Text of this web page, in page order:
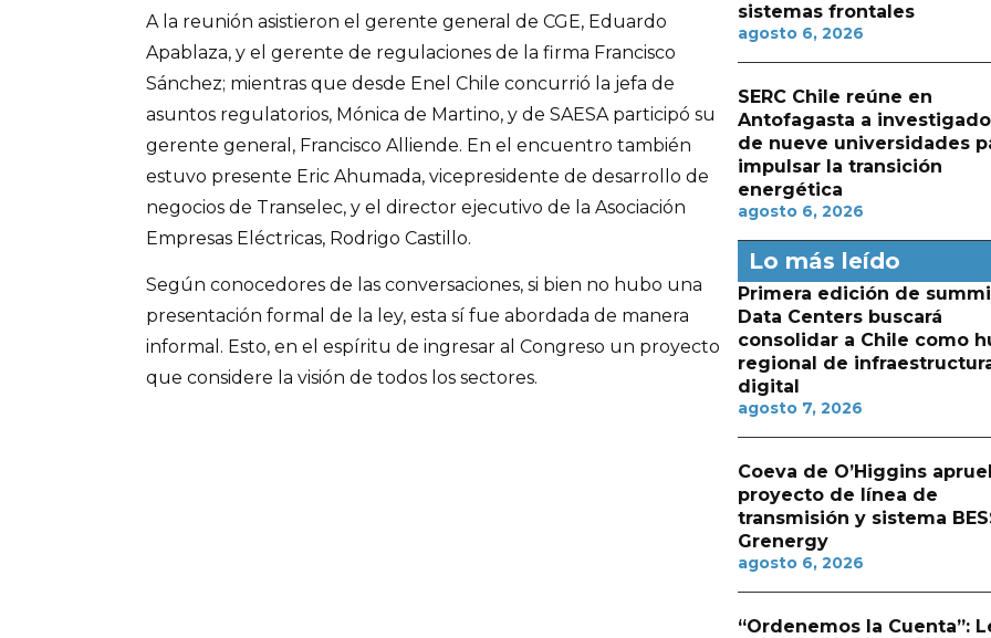
A la reunión asistieron el gerente general de CGE, Eduardo
Apablaza, y el gerente de regulaciones de la firma Francisco
Sánchez; mientras que desde Enel Chile concurrió la jefa de
asuntos regulatorios, Mónica de Martino, y de SAESA participó su
gerente general, Francisco Alliende. En el encuentro también
estuvo presente Eric Ahumada, vicepresidente de desarrollo de
negocios de Transelec, y el director ejecutivo de la Asociación
Empresas Eléctricas, Rodrigo Castillo.
Según conocedores de las conversaciones, si bien no hubo una
presentación formal de la ley, esta sí fue abordada de manera
informal. Esto, en el espíritu de ingresar al Congreso un proyecto
que considere la visión de todos los sectores.
sistemas frontales
agosto 6, 2026
SERC Chile reúne en
Antofagasta a
de nueve universidades
impulsar la transición
energética
agosto 6, 2026
Lo más leído
Primera edición de
Data Centers buscará
consolidar a Chile como
regional de
digital
agosto 7, 2026
Coeva de O’Higgins
proyecto de línea de
transmisión y sistema
Grenergy
agosto 6, 2026
“Ordenemos la Cuenta”: